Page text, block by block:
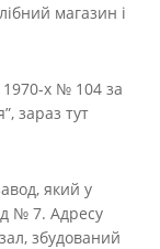
магазин і
1970-х № 104 за
зараз тут
який у
№ 7. Адресу
збудований